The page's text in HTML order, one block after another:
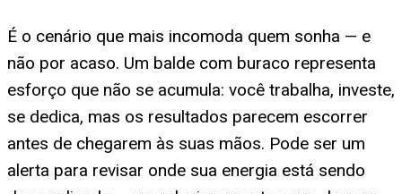
É o cenário que mais incomoda quem sonha — e
não por acaso. Um balde com buraco representa
esforço que não se acumula: você trabalha, investe,
se dedica, mas os resultados parecem escorrer
antes de chegarem às suas mãos. Pode ser um
alerta para revisar onde sua energia está sendo